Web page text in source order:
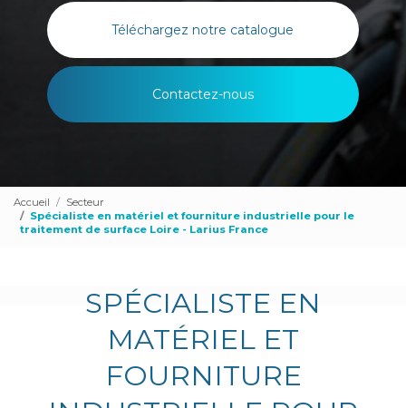
Téléchargez notre catalogue
Contactez-nous
Accueil
Secteur
Spécialiste en matériel et fourniture industrielle pour le
traitement de surface Loire - Larius France
SPÉCIALISTE EN
MATÉRIEL ET
FOURNITURE